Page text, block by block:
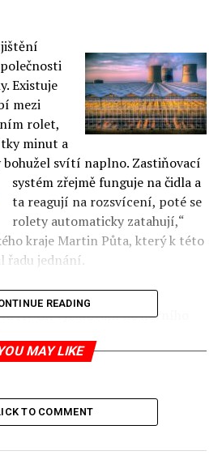
Existuje
mezi
rolet,
minut a
bohužel svítí naplno. Zastiňovací
systém zřejmě funguje na čidla a
ta reagují na rozsvícení, poté se
rolety automaticky zatahují,“
kraje Martin Půta, který k této
řadu jednání.
Pavla Suchana z
AV ČR vyzařování do horního
skleníků například z
které se teď zasněžují,“
READING
MAY LIKE
TO COMMENT